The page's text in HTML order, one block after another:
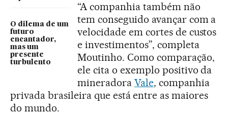
O dilema de um
futuro
encantador,
mas um
presente
turbulento
“A companhia também não
tem conseguido avançar com a
velocidade em cortes de custos
e investimentos”, completa
Moutinho. Como comparação,
ele cita o exemplo positivo da
mineradora Vale, companhia
privada brasileira que está entre as maiores
do mundo.